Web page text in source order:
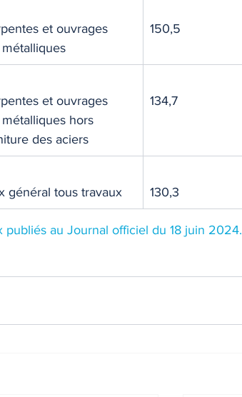
et ouvrages
150,5
et ouvrages
hors
des aciers
134,7
général tous travaux 130,3
publiés au Journal officiel du 18 juin 2024.